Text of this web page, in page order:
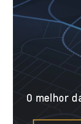
O melhor